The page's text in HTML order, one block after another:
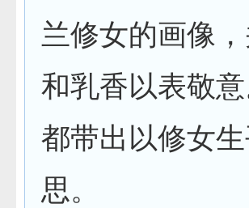
兰修女的画像
和乳香以表敬
都带出以修女
思。